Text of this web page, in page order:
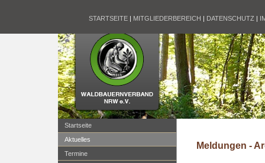
STARTSEITE | MITGLIEDERBEREICH | DATENSCHUTZ |
Startseite
Aktuelles
Termine
Meldungen -